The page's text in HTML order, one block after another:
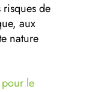
de
aux
nature
le